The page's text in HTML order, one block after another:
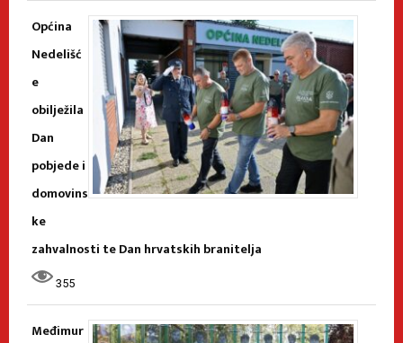
Općina
Nedelišć
e
obilježila
Dan
pobjede i
domovins
ke
zahvalnosti te Dan hrvatskih branitelja
355
Međimur